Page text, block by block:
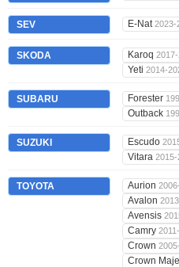
SEV E-Nat2023-
SKODA Karoq
Yeti 2014-
SUBARU Forester
Outback
SUZUKI Escudo
Vitara 2015-
TOYOTA Aurion
Avalon
Avensis
Camry
Crown
Crown